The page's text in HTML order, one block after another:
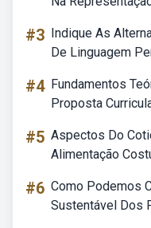
#3 Indique As
De Linguagem
#4 Fundamentos
Proposta
#5 Aspectos Do
Alimentação
#6 Como Podemos
Sustentável Dos